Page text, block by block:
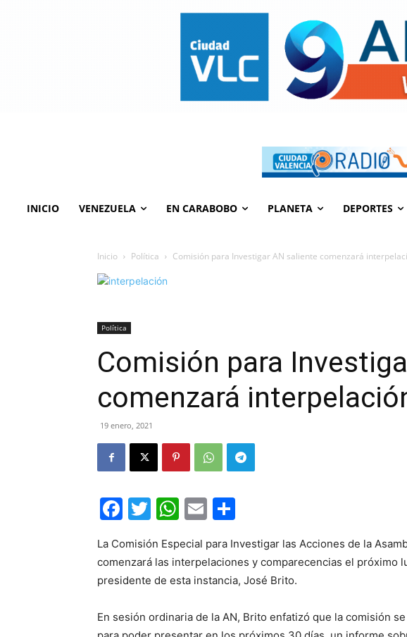
INICIO VENEZUELA EN CARABOBO PLANETA DEPORTES
Inicio Política Comisión para Investigar AN saliente comenzará
Política
Comisión para
comenzará
19 enero, 2021
Facebook
Twitter
WhatsApp
Email
La Comisión Especial para Investigar las Acciones de la
comenzará las interpelaciones y comparecencias el próximo
presidente de esta instancia, José Brito.
En sesión ordinaria de la AN, Brito enfatizó que la comisión